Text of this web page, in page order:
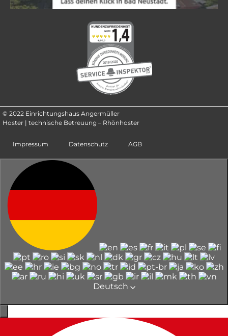
© 2022 Einrichtungshaus Angermüller
Hoster | technische Betreuung – Rhönhoster
Impressum Datenschutz AGB
Deutsch